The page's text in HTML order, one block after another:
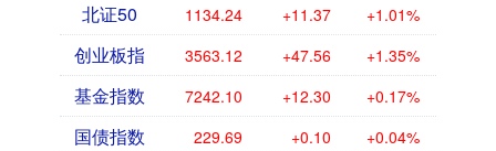
北证50 1134.24 +11.37 +1.01%
创业板指 3563.12 +47.56 +1.35%
基金指数 7242.10 +12.30 +0.17%
国债指数 229.69 +0.10 +0.04%